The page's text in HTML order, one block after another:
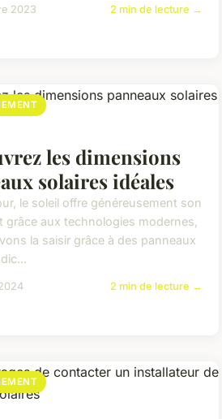
2023 2 min de lecture →
les dimensions
solaires idéales
le soleil offre généreusement son
grâce aux technologies modernes,
la saisir grâce à des panneaux
2 min de lecture →